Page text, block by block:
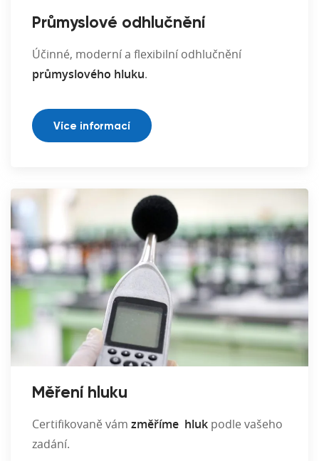
Průmyslové odhlučnění
Účinné, moderní a flexibilní odhlučnění
průmyslového hluku.
Více informací
Měření hluku
Certifikovaně vám změříme hluk podle vašeho
zadání.